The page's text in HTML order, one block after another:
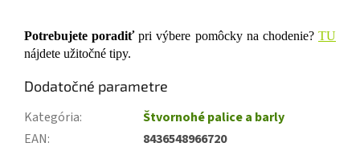
Potrebujete poradiťpri výbere pomôcky na chodenie?TU
nájdete užitočné tipy.
Dodatočné parametre
Kategória:
Štvornohé palice a barly
EAN:
8436548966720